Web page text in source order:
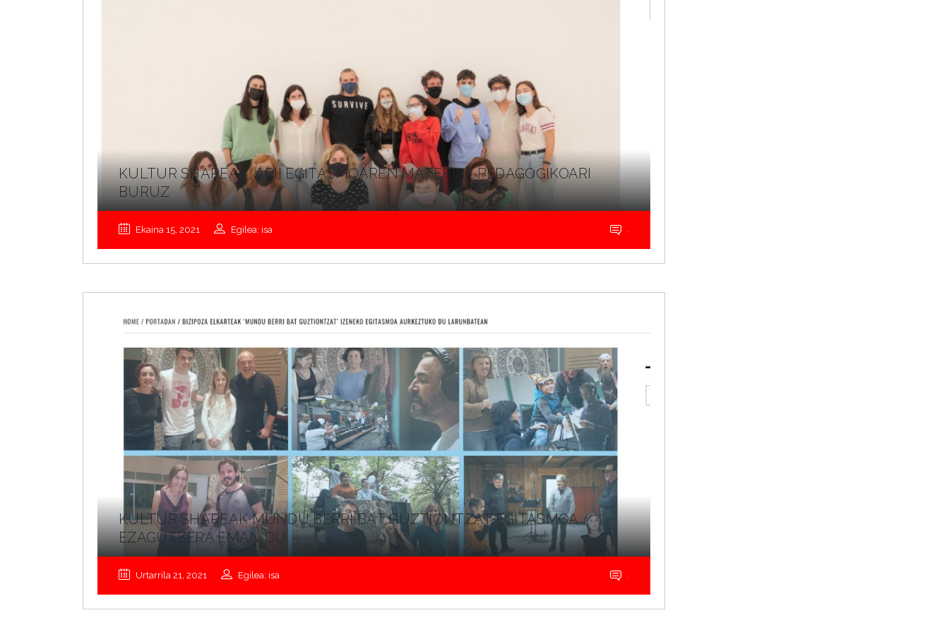
KULTUR SHAREAK, ARI! EGITASMOAREN MATERIAL PEDAGOGIKOARI
BURUZ
Ekaina 15, 2021 Egilea: isa .
KULTUR SHAREAK MUNDU BERRI BAT GUZTIONTZAT EGITASMOA
EZAGUTZERA EMAN DU
Urtarrila 21, 2021 Egilea: isa .